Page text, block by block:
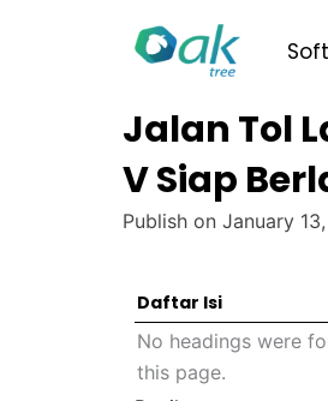
Jalan Tol
V Siap
Publish on January
Daftar Isi
No headings were
this page.